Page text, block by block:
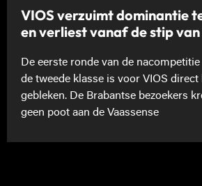
VIOS verzuimt dominantie
en verliest vanaf de stip van
De eerste ronde van de
de tweede klasse is voor VIOS
gebleken. De Brabantse bezoekers
geen poot aan de Vaassense